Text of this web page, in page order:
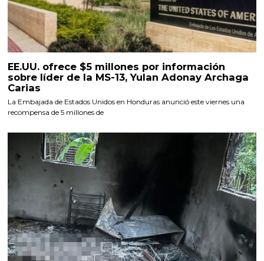
EE.UU. ofrece $5 millones por información
sobre líder de la MS-13, Yulan Adonay Archaga
Carias
La Embajada de Estados Unidos en Honduras anunció este viernes una
recompensa de 5 millones de